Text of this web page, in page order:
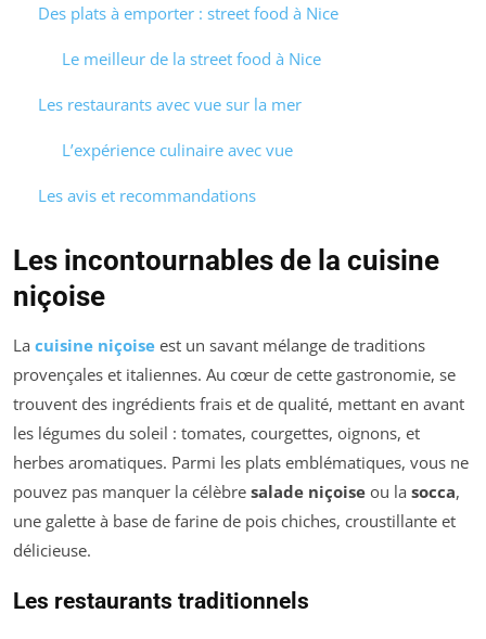
Des plats à emporter : street food à Nice
Le meilleur de la street food à Nice
Les restaurants avec vue sur la mer
L’expérience culinaire avec vue
Les avis et recommandations
Les incontournables de la cuisine
niçoise
La cuisine niçoise est un savant mélange de traditions
provençales et italiennes. Au cœur de cette gastronomie, se
trouvent des ingrédients frais et de qualité, mettant en avant
les légumes du soleil : tomates, courgettes, oignons, et
herbes aromatiques. Parmi les plats emblématiques, vous ne
pouvez pas manquer la célèbre salade niçoise ou la socca,
une galette à base de farine de pois chiches, croustillante et
délicieuse.
Les restaurants traditionnels